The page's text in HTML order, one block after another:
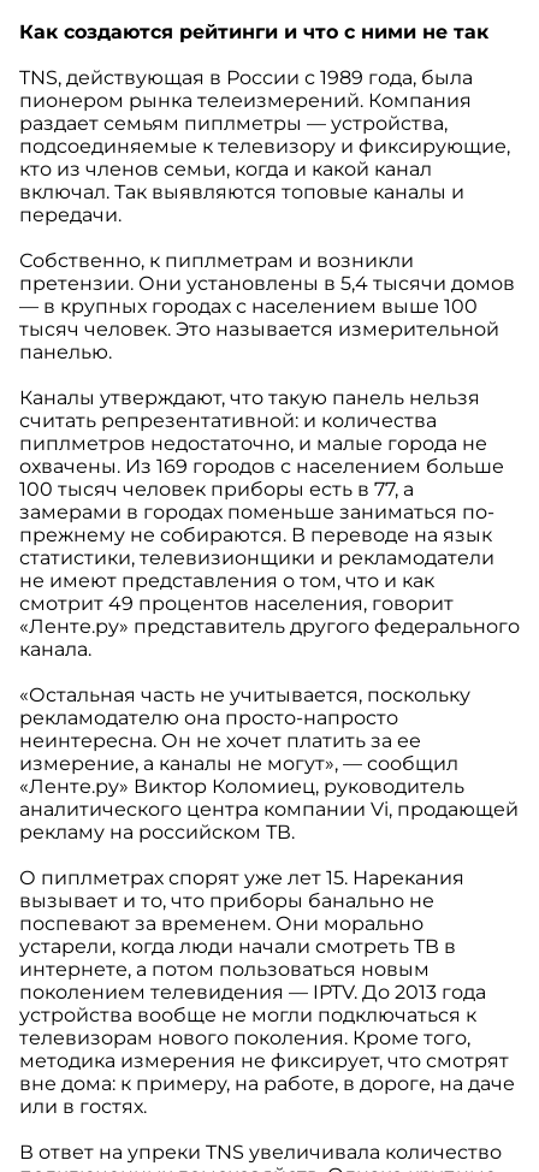
Как создаются рейтинги и что с ними не так
TNS, действующая в России с 1989 года, была
пионером рынка телеизмерений. Компания
раздает семьям пиплметры — устройства,
подсоединяемые к телевизору и фиксирующие,
кто из членов семьи, когда и какой канал
включал. Так выявляются топовые каналы и
передачи.
Собственно, к пиплметрам и возникли
претензии. Они установлены в 5,4 тысячи домов
— в крупных городах с населением выше 100
тысяч человек. Это называется измерительной
панелью.
Каналы утверждают, что такую панель нельзя
считать репрезентативной: и количества
пиплметров недостаточно, и малые города не
охвачены. Из 169 городов с населением больше
100 тысяч человек приборы есть в 77, а
замерами в городах поменьше заниматься по-
прежнему не собираются. В переводе на язык
статистики, телевизионщики и рекламодатели
не имеют представления о том, что и как
смотрит 49 процентов населения, говорит
«Ленте.ру» представитель другого федерального
канала.
«Остальная часть не учитывается, поскольку
рекламодателю она просто-напросто
неинтересна. Он не хочет платить за ее
измерение, а каналы не могут», — сообщил
«Ленте.ру» Виктор Коломиец, руководитель
аналитического центра компании Vi, продающей
рекламу на российском ТВ.
О пиплметрах спорят уже лет 15. Нарекания
вызывает и то, что приборы банально не
поспевают за временем. Они морально
устарели, когда люди начали смотреть ТВ в
интернете, а потом пользоваться новым
поколением телевидения — IPTV. До 2013 года
устройства вообще не могли подключаться к
телевизорам нового поколения. Кроме того,
методика измерения не фиксирует, что смотрят
вне дома: к примеру, на работе, в дороге, на даче
или в гостях.
В ответ на упреки TNS увеличивала количество